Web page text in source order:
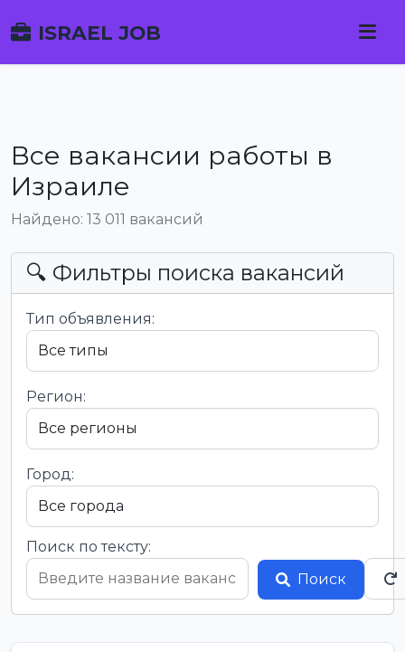
ISRAEL JOB
Все вакансии работы в
Израиле
Найдено: 13 011 вакансий
🔍 Фильтры поиска вакансий
Тип объявления:
Регион:
Город:
Поиск по тексту:
Поиск